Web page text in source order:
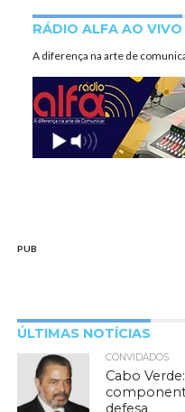
RÁDIO ALFA AO VIVO
A diferença na arte de
PUB
ÚLTIMAS NOTÍCIAS
CONVIDADOS
Cabo
defesa